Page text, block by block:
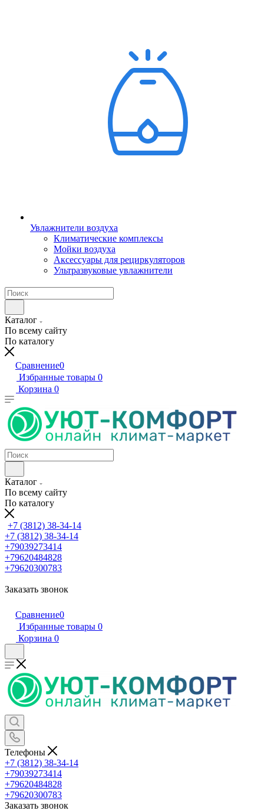
Увлажнители воздуха
Климатические комплексы
Мойки воздуха
Аксессуары для рециркуляторов
Ультразвуковые увлажнители
Каталог
По всему сайту
По каталогу
Сравнение0
Избранные товары 0
Корзина 0
Каталог
По всему сайту
По каталогу
+7 (3812) 38-34-14
+7 (3812) 38-34-14
+79039273414
+79620484828
+79620300783
Заказать звонок
Сравнение0
Избранные товары 0
Корзина 0
Телефоны
+7 (3812) 38-34-14
+79039273414
+79620484828
+79620300783
Заказать звонок